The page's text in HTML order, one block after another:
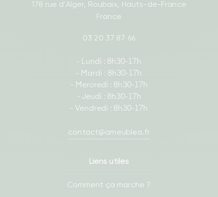
178 rue d'Alger, Roubaix, Hauts-de-France
France
03 20 37 87 66
- Lundi : 8h30-17h
- Mardi : 8h30-17h
- Mercredi : 8h30-17h
- Jeudi : 8h30-17h
- Vendredi : 8h30-17h
contact@ameublea.fr
Liens utiles
Comment ça marche ?